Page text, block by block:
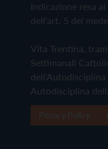
Indicazione resa
dell'art. 5 del
Vita Trentina,
Settimanali
Autodisciplina